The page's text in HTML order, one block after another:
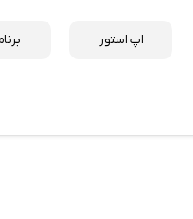
اپ استور